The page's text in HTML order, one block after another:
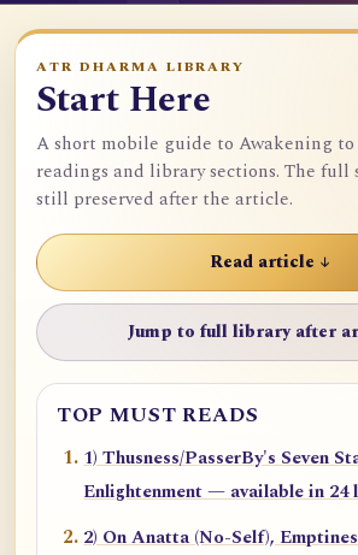
ATR DHARMA LIBRARY
Start Here
A short mobile guide to Awakening to
readings and library sections. The
still preserved after the article.
Read article ↓
Jump to full library after
TOP MUST READS
1) Thusness/PasserBy's Seven
Enlightenment — available in 24
2) On Anatta (No-Self),